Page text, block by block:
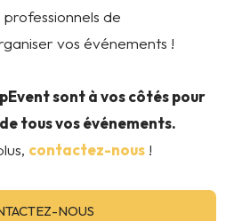
de
vos événements !
sont à vos côtés pour
tous vos événements.
contactez-nous !
NOUS